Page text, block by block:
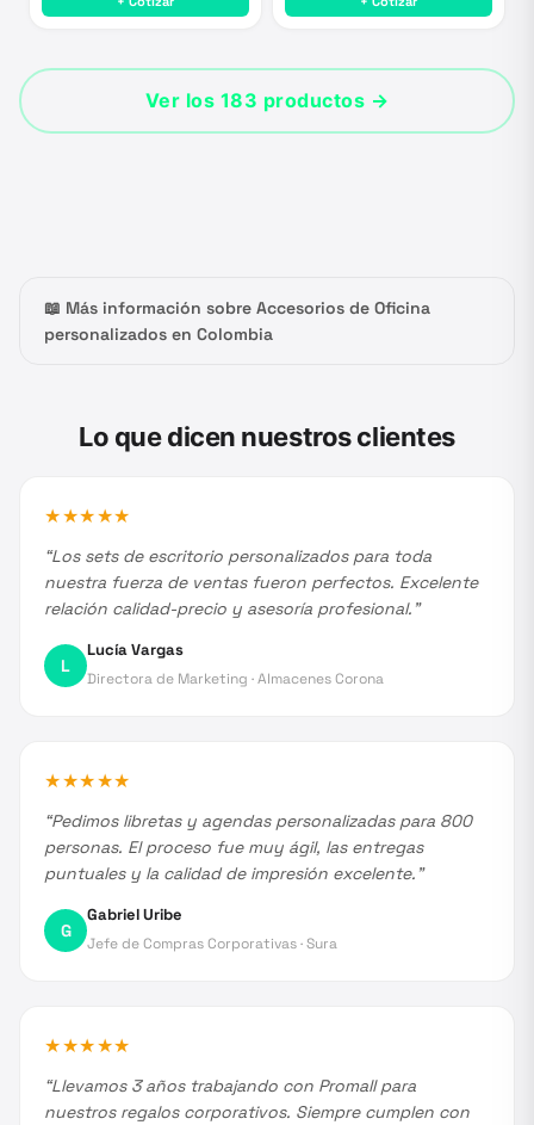
Ver los 183 productos →
Más información sobre Accesorios de Oficina
personalizados en Colombia
Lo que dicen nuestros clientes
★★★★★
“Los sets de escritorio personalizados para toda
nuestra fuerza de ventas fueron perfectos. Excelente
relación calidad-precio y asesoría profesional. ”
L
Lucía Vargas
Directora de Marketing ·Almacenes Corona
★★★★★
“Pedimos libretas y agendas personalizadas para 800
personas. El proceso fue muy ágil, las entregas
puntuales y la calidad de impresión excelente. ”
G
Gabriel Uribe
Jefe de Compras Corporativas·Sura
★★★★★
“Llevamos 3 años trabajando con Promall para
nuestros regalos corporativos. Siempre cumplen con